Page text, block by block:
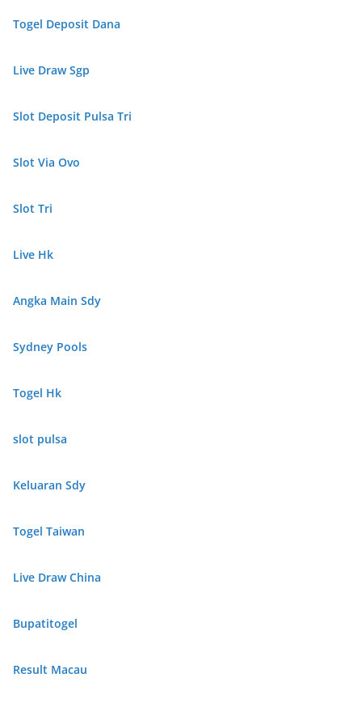
Togel Deposit Dana
Live Draw Sgp
Slot Deposit Pulsa Tri
Slot Via Ovo
Slot Tri
Live Hk
Angka Main Sdy
Sydney Pools
Togel Hk
slot pulsa
Keluaran Sdy
Togel Taiwan
Live Draw China
Bupatitogel
Result Macau